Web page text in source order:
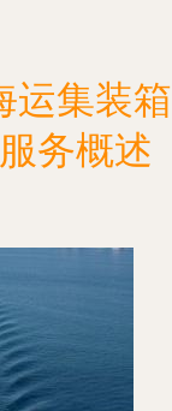
运集装箱
务概述